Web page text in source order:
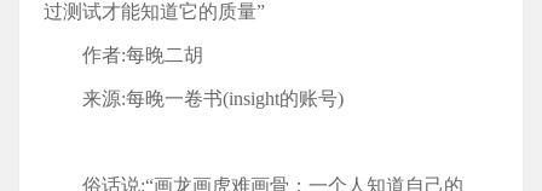
过测试才能知道它的质量”
作者:每晚二胡
来源:每晚一卷书(insight的账号)
俗话说:“画龙画虎难画骨；一个人知道自己的